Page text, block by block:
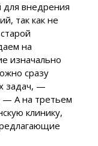
внедрения
так как не
на
изначально
сразу
задач, —
— А на третьем
клинику,